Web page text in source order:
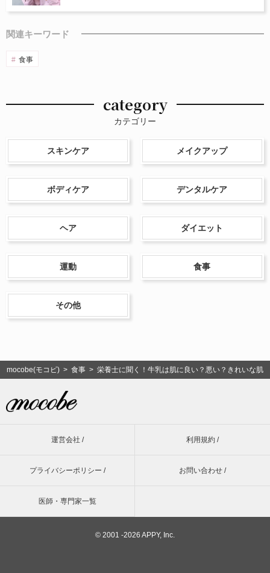
関連キーワード
食事
category
カテゴリー
スキンケア メイクアップ
ボディケア デンタルケア
ヘア ダイエット
運動 食事
その他
mocobe(モコビ) >食事 > 栄養士に聞く！牛乳は肌に良い？悪い？きれいな肌
運営会社 / 利用規約 /
プライバシーポリシー / お問い合わせ /
医師・専門家一覧
© 2001 -2026 APPY, Inc.